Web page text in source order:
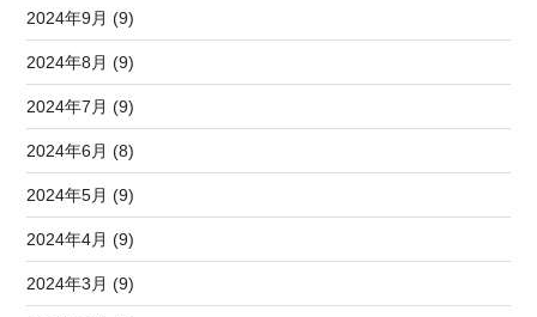
2024年9月 (9)
2024年8月 (9)
2024年7月 (9)
2024年6月 (8)
2024年5月 (9)
2024年4月 (9)
2024年3月 (9)